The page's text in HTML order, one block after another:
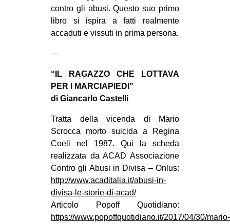
contro gli abusi. Questo suo primo
libro si ispira a fatti realmente
accaduti e vissuti in prima persona.
—
“IL RAGAZZO CHE LOTTAVA
PER I MARCIAPIEDI”
di Giancarlo Castelli
Tratta della vicenda di Mario
Scrocca morto suicida a Regina
Coeli nel 1987. Qui la scheda
realizzata da ACAD Associazione
Contro gli Abusi in Divisa – Onlus:
http://www.acaditalia.it/abusi-in-
divisa-le-storie-di-acad/
Articolo Popoff Quotidiano:
https://www.popoffquotidiano.it/2017/04/30/mario-